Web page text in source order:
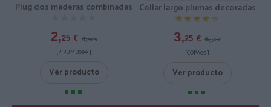
Plug dos maderas combinadas
2,25 € 4,50 €
[PIPUMD09A ]
Ver producto
Collar largo plumas decoradas
★★★★★
★★★★★
3,25 € 6,50 €
[COPA09 ]
Ver producto